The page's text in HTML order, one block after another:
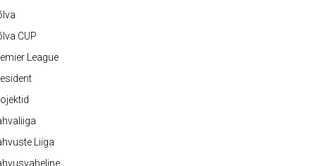
CUP
League
Liiga